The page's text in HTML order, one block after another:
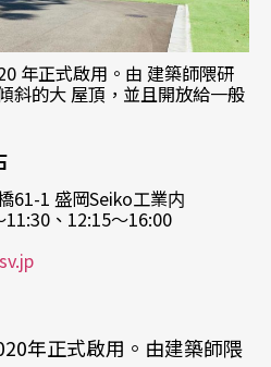
年正式啟用。由 建築師隈研
斜的大 屋頂，並且開放給一般
61-1 盛岡Seiko工業内
、12:15～16:00
年正式啟用。由建築師隈